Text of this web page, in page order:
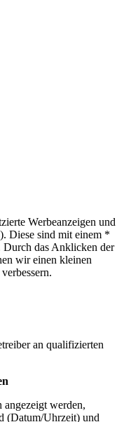
Werbeanzeigen und
Diese sind mit einem *
das Anklicken der
wir einen kleinen
an qualifizierten
angezeigt werden,
(Datum/Uhrzeit) und